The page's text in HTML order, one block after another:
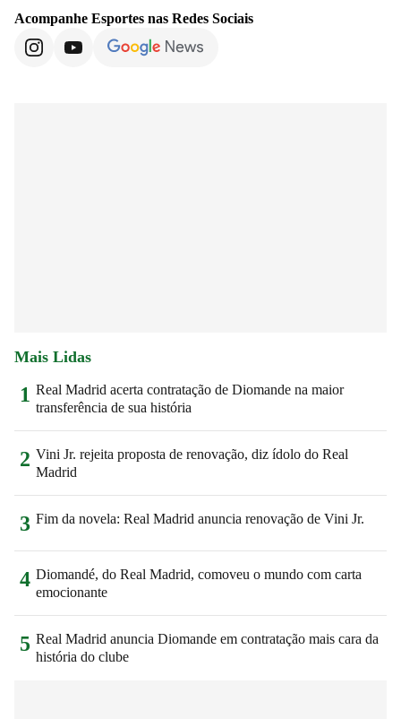
Acompanhe Esportes nas Redes Sociais
Mais Lidas
1 Real Madrid acerta contratação de Diomande na maior
transferência de sua história
2 Vini Jr. rejeita proposta de renovação, diz ídolo do Real
Madrid
3 Fim da novela: Real Madrid anuncia renovação de Vini Jr.
4 Diomandé, do Real Madrid, comoveu o mundo com carta
emocionante
5 Real Madrid anuncia Diomande em contratação mais cara da
história do clube